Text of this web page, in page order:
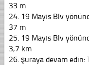
33 m
24. 19 Mayıs Blv
37 m
25. 19 Mayıs Blv
3,7 km
26. şuraya devam edin: